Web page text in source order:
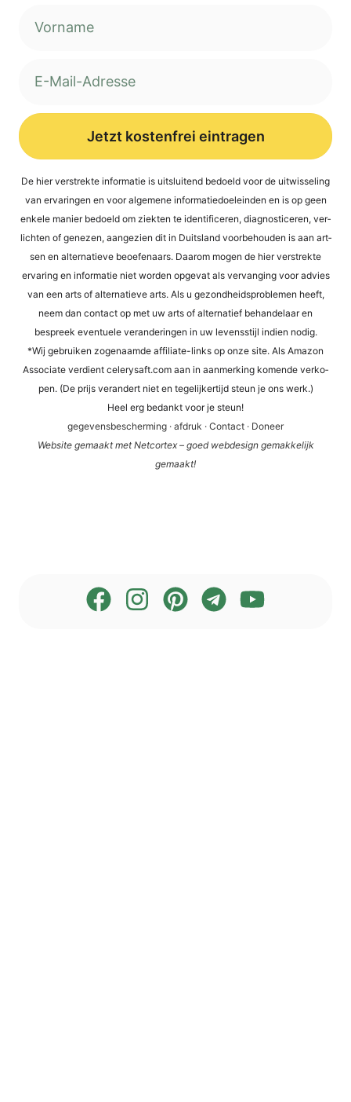
Jetzt kostenfrei eintragen
De hier ver­st­rek­te infor­ma­tie is uit­s­lui­tend bed­oeld voor de uit­wis­se­ling
van erva­rin­gen en voor alge­mene infor­ma­tied­oel­ein­den en is op geen
enke­le manier bed­oeld om ziek­ten te iden­ti­fi­ce­ren, dia­gno­sti­ce­ren, ver­
lich­ten of gene­zen, aan­ge­zi­en dit in Duit­s­land voor­be­hou­den is aan art­
sen en alter­na­tie­ve beoefen­aars. Daa­rom mogen de hier ver­st­rek­te
erva­ring en infor­ma­tie niet wor­den opge­vat als ver­van­ging voor advies
van een arts of alter­na­tie­ve arts. Als u gezond­heids­pro­ble­men heeft,
neem dan cont­act op met uw arts of alter­na­tief behan­del­a­ar en
bespreek even­tue­le ver­an­de­rin­gen in uw levens­sti­jl indi­en nodig.
*Wij gebrui­ken zogen­aam­de affi­lia­te-links op onze site. Als Ama­zon
Asso­cia­te ver­dient cele​ry​saft​.com aan in aan­mer­king komen­de ver­ko­
pen. (De prijs ver­an­dert niet en tege­li­jker­tijd steun je ons werk.)
Heel erg bedankt voor je steun!
gege­vens­be­scher­ming · afdruk · Cont­act · Doneer
Web­site gema­akt met Net­cortex – goed web­de­sign gemak­ke­li­jk
gemaakt!